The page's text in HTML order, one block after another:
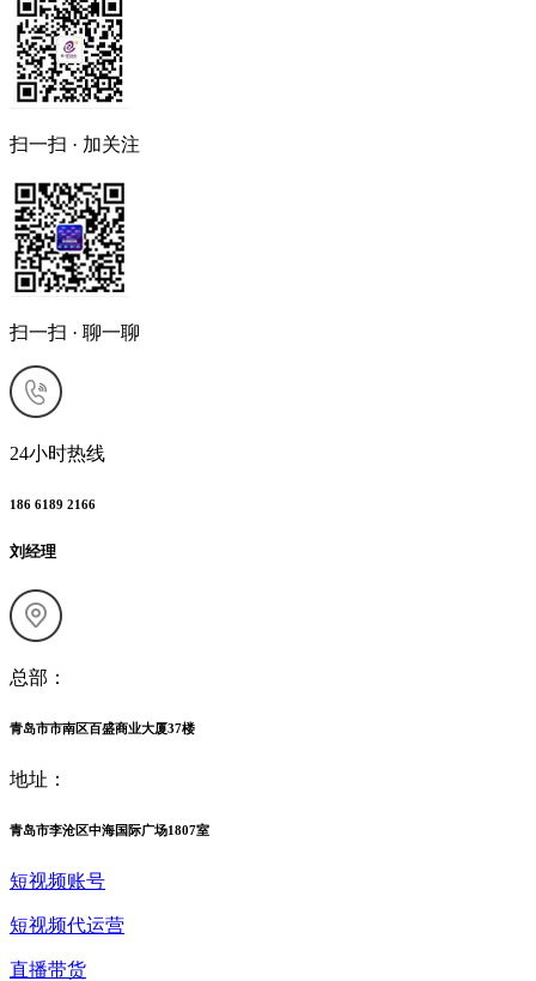
扫一扫 · 加关注
扫一扫 · 聊一聊
24小时热线
186 6189 2166
刘经理
总部：
青岛市市南区百盛商业大厦37楼
地址：
青岛市李沧区中海国际广场1807室
短视频账号
短视频代运营
直播带货